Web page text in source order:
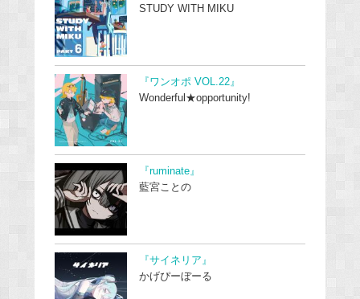
STUDY WITH MIKU
『ワンオポ VOL.22』
Wonderful★opportunity!
『ruminate』
藍宮ことの
『サイネリア』
かげぴーぼーる